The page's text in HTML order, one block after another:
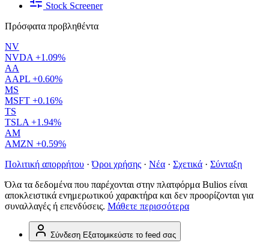
Stock Screener
Πρόσφατα προβληθέντα
NV
NVDA +1.09%
AA
AAPL +0.60%
MS
MSFT +0.16%
TS
TSLA +1.94%
AM
AMZN +0.59%
Πολιτική απορρήτου · Όροι χρήσης · Νέα · Σχετικά · Σύνταξη
Όλα τα δεδομένα που παρέχονται στην πλατφόρμα Bulios είναι
αποκλειστικά ενημερωτικού χαρακτήρα και δεν προορίζονται για
συναλλαγές ή επενδύσεις. Μάθετε περισσότερα
Σύνδεση Εξατομικεύστε το feed σας